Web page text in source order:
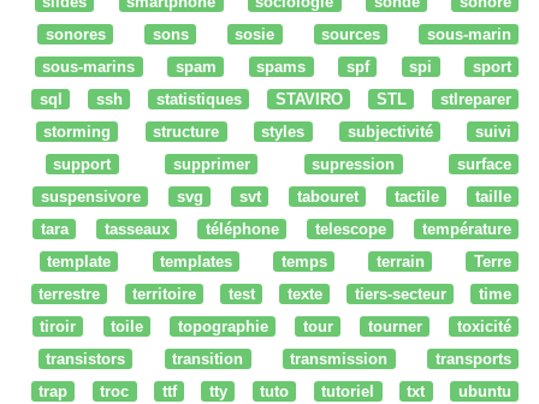
sonores
sons sosie sources
sous-marin
sous-marins
spam spams spf spi
sport
sql
ssh statistiques STAVIRO STL
stlreparer
storming
structure styles subjectivité
suivi
support
supprimer supression
surface
suspensivore
svg svt tabouret tactile
taille
tara
tasseaux téléphone telescope
température
template
templates temps terrain
Terre
terrestre
territoire test texte tiers-secteur
time
tiroir
toile topographie tour tourner
toxicité
transistors
transition transmission
transports
trap
troc ttf tty tuto tutoriel txt
ubuntu